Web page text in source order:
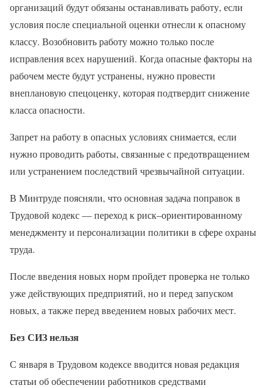
организаций будут обязаны останавливать работу, если
условия после специальной оценки отнесли к опасному
классу. Возобновить работу можно только после
исправления всех нарушений. Когда опасные факторы на
рабочем месте будут устранены, нужно провести
внеплановую спецоценку, которая подтвердит снижение
класса опасности.
Запрет на работу в опасных условиях снимается, если
нужно проводить работы, связанные с предотвращением
или устранением последствий чрезвычайной ситуации.
В Минтруде поясняли, что основная задача поправок в
Трудовой кодекс — переход к риск–ориентированному
менеджменту и персонализации политики в сфере охраны
труда.
После введения новых норм пройдет проверка не только
уже действующих предприятий, но и перед запуском
новых, а также перед введением новых рабочих мест.
Без СИЗ нельзя
С января в Трудовом кодексе вводится новая редакция
статьи об обеспечении работников средствами